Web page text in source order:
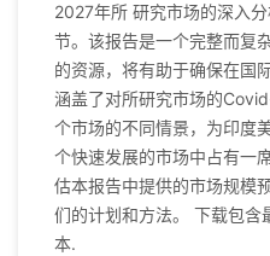
2027年所 研究市场的深入
节。该报告是一个完整而复
的资源，将有助于确保在国
涵盖了对所研究市场的
个市场的不同情景，为印度
个快速发展的市场中占有一
估本报告中提供的市场规模
们的计划和方法。 下载包含
本.